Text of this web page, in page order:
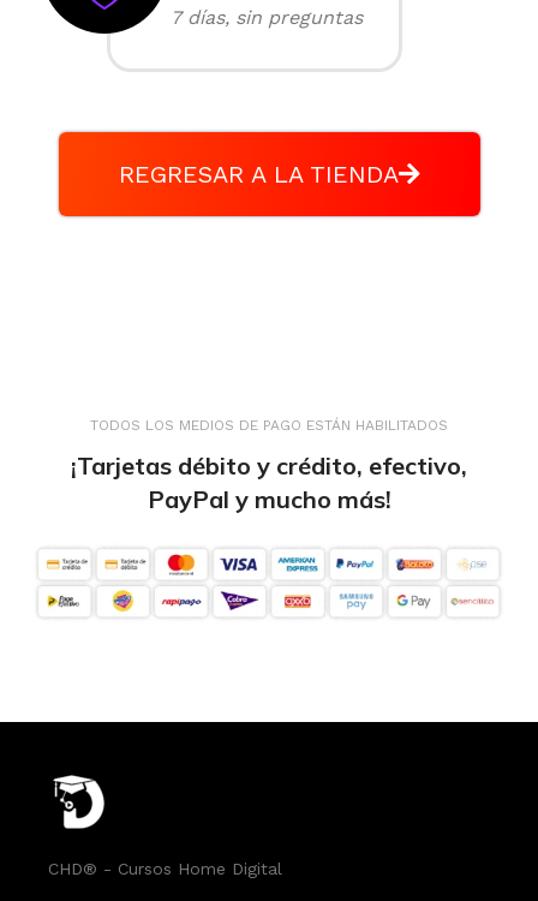
7 días, sin preguntas
REGRESAR A LA TIENDA
TODOS LOS MEDIOS DE PAGO ESTÁN HABILITADOS
¡Tarjetas débito y crédito, efectivo,
PayPal y mucho más!
CHD® - Cursos Home Digital